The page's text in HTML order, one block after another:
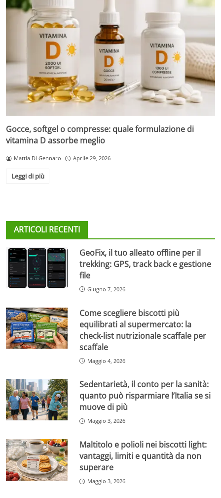
Gocce, softgel o compresse: quale formulazione di
vitamina D assorbe meglio
Mattia Di Gennaro Aprile 29, 2026
Leggi di più
ARTICOLI RECENTI
GeoFix, il tuo alleato offline per il
trekking: GPS, track back e gestione
file
Giugno 7, 2026
Come scegliere biscotti più
equilibrati al supermercato: la
check-list nutrizionale scaffale per
scaffale
Maggio 4, 2026
Sedentarietà, il conto per la sanità:
quanto può risparmiare l’Italia se si
muove di più
Maggio 3, 2026
Maltitolo e polioli nei biscotti light:
vantaggi, limiti e quantità da non
superare
Maggio 3, 2026